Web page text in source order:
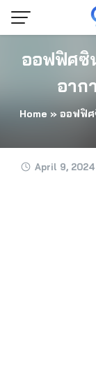
Skip
ออฟฟิศซิ
อาก
Home » ออฟฟิศ
April 9, 2024